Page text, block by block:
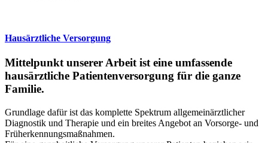
Hausärztliche Versorgung
Mittelpunkt unserer Arbeit ist eine umfassende
hausärztliche Patientenversorgung für die ganze
Familie.
Grundlage dafür ist das komplette Spektrum allgemeinärztlicher
Diagnostik und Therapie und ein breites Angebot an Vorsorge- und
Früherkennungsmaßnahmen.